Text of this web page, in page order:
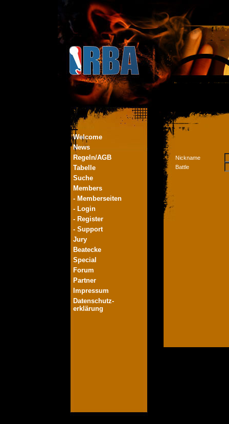
Welcome
News
Regeln/AGB
Tabelle
Suche
Members
- Memberseiten
- Login
- Register
- Support
Jury
Beatecke
Special
Forum
Partner
Impressum
Datenschutz-
erklärung
Nickname
Battle